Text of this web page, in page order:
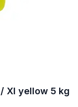
XI yellow 5 kg